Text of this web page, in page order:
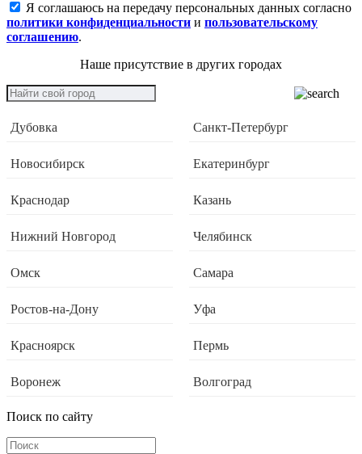
Я соглашаюсь на передачу персональных данных согласно
политики конфиденциальности и пользовательскому
соглашению.
Наше присутствие в других городах
Дубовка Санкт-Петербург
Новосибирск Екатеринбург
Краснодар Казань
Нижний Новгород Челябинск
Омск Самара
Ростов-на-Дону Уфа
Красноярск Пермь
Воронеж Волгоград
Поиск по сайту